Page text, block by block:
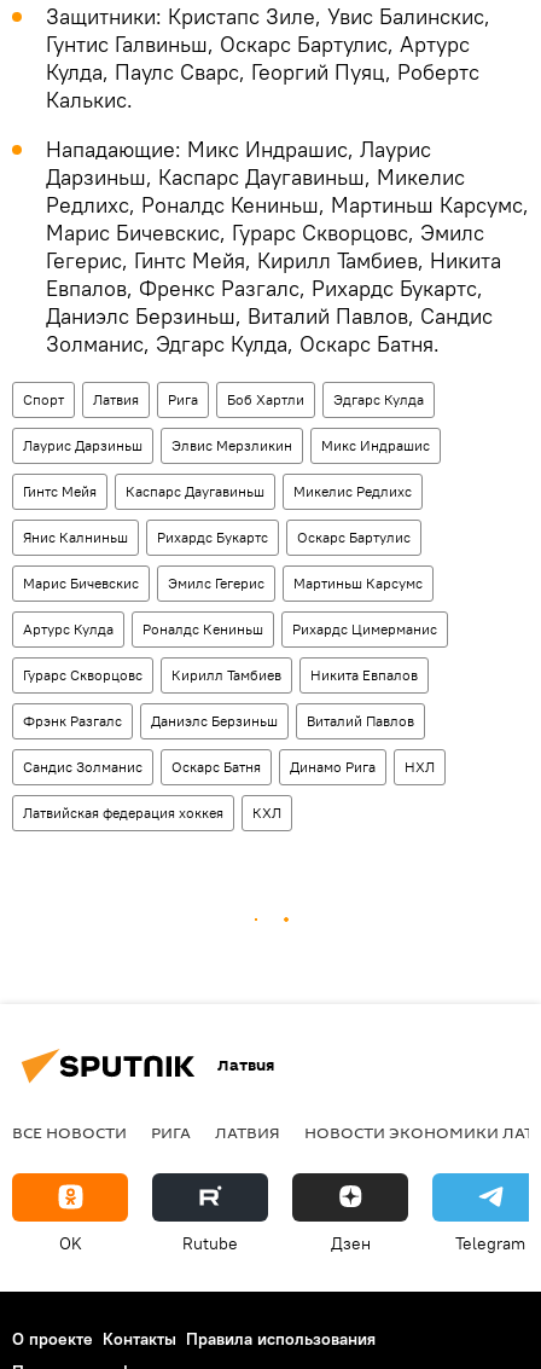
Защитники: Кристапс Зиле, Увис Балинскис,
Гунтис Галвиньш, Оскарс Бартулис, Артурс
Кулда, Паулс Сварс, Георгий Пуяц, Робертс
Калькис.
Нападающие: Микс Индрашис, Лаурис
Дарзиньш, Каспарс Даугавиньш, Микелис
Редлихс, Роналдс Кениньш, Мартиньш Карсумс,
Марис Бичевскис, Гурарс Скворцовс, Эмилс
Гегерис, Гинтс Мейя, Кирилл Тамбиев, Никита
Евпалов, Френкс Разгалс, Рихардс Букартс,
Даниэлс Берзиньш, Виталий Павлов, Сандис
Золманис, Эдгарс Кулда, Оскарс Батня.
Спорт Латвия Рига Боб Хартли Эдгарс Кулда
Лаурис Дарзиньш Элвис Мерзликин Микс Индрашис
Гинтс Мейя Каспарс Даугавиньш Микелис Редлихс
Янис Калниньш Рихардс Букартс Оскарс Бартулис
Марис Бичевскис Эмилс Гегерис Мартиньш Карсумс
Артурс Кулда Роналдс Кениньш Рихардс Цимерманис
Гурарс Скворцовс Кирилл Тамбиев Никита Евпалов
Фрэнк Разгалс Даниэлс Берзиньш Виталий Павлов
Сандис Золманис Оскарс Батня Динамо Рига НХЛ
Латвийская федерация хоккея КХЛ
Латвия
ВСЕ НОВОСТИ РИГА ЛАТВИЯ НОВОСТИ ЭКОНОМИКИ
OK Rutube Дзен Telegram
О проекте Контакты Правила использования